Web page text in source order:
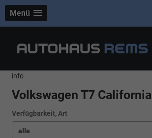
Menü
info
Volkswagen T7 California
Verfügbarkeit, Art